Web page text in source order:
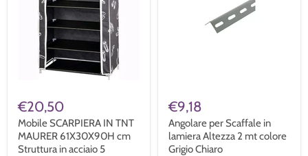
€20,50
Mobile SCARPIERA IN TNT
MAURER 61X30X90H cm
Struttura in acciaio 5
€9,18
Angolare per Scaffale in
lamiera Altezza 2 mt colore
Grigio Chiaro